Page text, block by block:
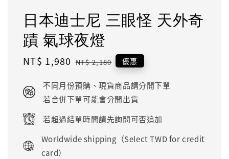
日本迪士尼 三眼怪 天外奇
蹟 氣球夜燈
Sale
NT$ 1,980 Regular
NT$ 2,180 優惠
不同月份預購、現貨商品請分開下單
若合併下單可能會分開出貨
若超過結單時間請先詢問可否追加
Worldwide shipping（Select TWD for credit
card）